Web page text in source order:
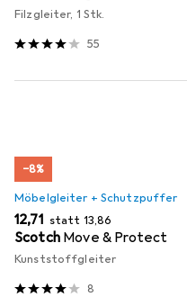
Filzgleiter, 1 Stk.
55
−8%
Möbelgleiter + Schutzpuffer
EUR
12,71 statt EUR
13,86
Scotch Move & Protect
Kunststoffgleiter
8